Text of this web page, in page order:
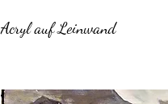
Acryl auf Leinwand